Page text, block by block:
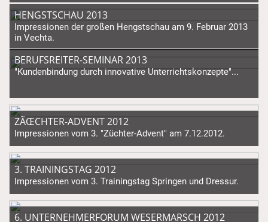
HENGSTSCHAU 2013
Impressionen der großen Hengstschau am 9. Februar 2013
in Vechta.
BERUFSREITER-SEMINAR 2013
"Kundenbindung durch innovative Unterrichtskonzepte"...
ZÃŒCHTER-ADVENT 2012
Impressionen vom 3. "Züchter-Advent" am 7.12.2012.
3. TRAININGSTAG 2012
Impressionen vom 3. Trainingstag Springen und Dressur.
6. UNTERNEHMERFORUM WESERMARSCH 2012